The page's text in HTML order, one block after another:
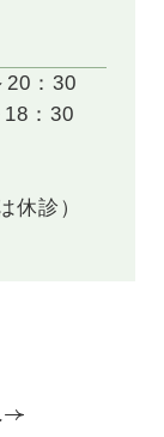
20：30
：30
休診）